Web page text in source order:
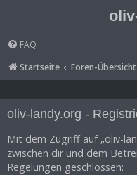
FAQ
Startseite
Foren-Übersicht
oliv-landy.org -
Mit dem Zugriff auf „oliv-
zwischen dir und dem
Regelungen geschlossen: